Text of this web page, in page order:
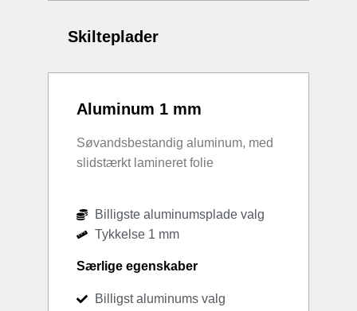
Skilteplader
Aluminum 1 mm
Søvandsbestandig aluminum, med
slidstærkt lamineret folie
Billigste aluminumsplade valg
Tykkelse 1 mm
Særlige egenskaber
Billigst aluminums valg